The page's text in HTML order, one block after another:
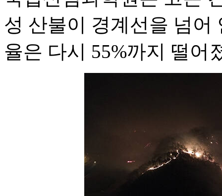
성 산불이 경계선을 넘어
율은 다시 55%까지 떨어